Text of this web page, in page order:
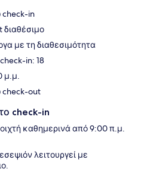
check-in
διαθέσιμο
με τη διαθεσιμότητα
in: 18
μ.μ.
check-out
check-in
καθημερινά από 9:00 π.μ.
λειτουργεί με